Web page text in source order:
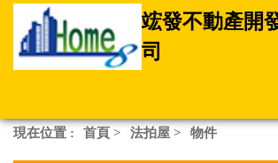
竤發不動產開
司
現在位置 : 首頁 > 法拍屋 > 物件